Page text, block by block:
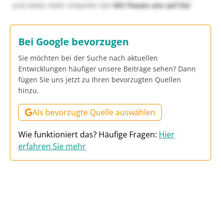
und vieles mehr erwarten Sie!Wir freuen uns auf Sie!
Bei Google bevorzugen
Sie möchten bei der Suche nach aktuellen
Entwicklungen häufiger unsere Beiträge sehen? Dann
fügen Sie uns jetzt zu Ihren bevorzugten Quellen
hinzu.
Als bevorzugte Quelle auswählen
Wie funktioniert das? Häufige Fragen: Hier
erfahren Sie mehr